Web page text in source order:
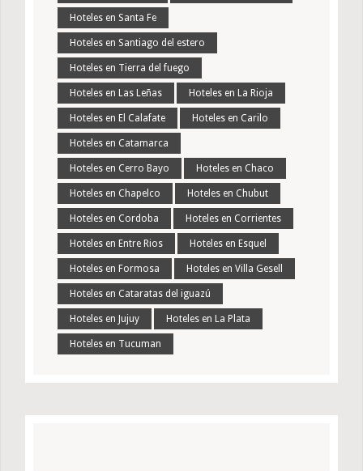
Hoteles en Santa Fe
Hoteles en Santiago del estero
Hoteles en Tierra del fuego
Hoteles en Las Leñas Hoteles en La Rioja
Hoteles en El Calafate Hoteles en Carilo
Hoteles en Catamarca
Hoteles en Cerro Bayo Hoteles en Chaco
Hoteles en Chapelco Hoteles en Chubut
Hoteles en Cordoba Hoteles en Corrientes
Hoteles en Entre Rios Hoteles en Esquel
Hoteles en Formosa Hoteles en Villa Gesell
Hoteles en Cataratas del iguazú
Hoteles en Jujuy Hoteles en La Plata
Hoteles en Tucuman